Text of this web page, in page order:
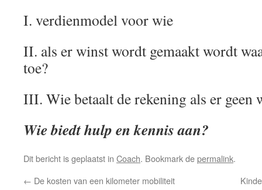
I. verdienmodel voor wie
II. als er winst wordt gemaakt wordt
toe?
III. Wie betaalt de rekening als er geen
Wie biedt hulp en kennis aan?
Dit bericht is geplaatst in Coach. Bookmark depermalink.
← De kosten van een kilometer mobiliteit